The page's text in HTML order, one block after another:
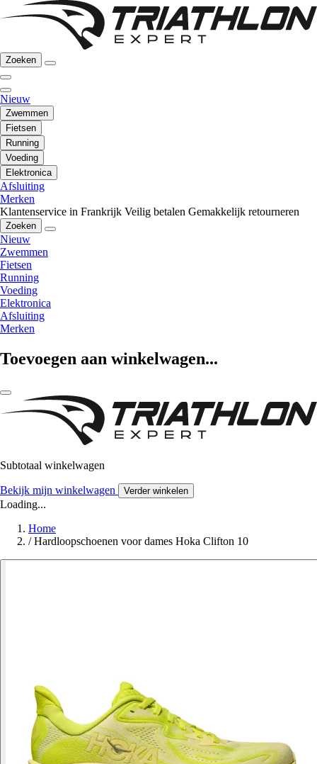
Zoeken
Nieuw
Zwemmen
Fietsen
Running
Voeding
Elektronica
Afsluiting
Merken
Klantenservice in Frankrijk Veilig betalen Gemakkelijk retourneren
Zoeken
Nieuw
Zwemmen
Fietsen
Running
Voeding
Elektronica
Afsluiting
Merken
Toevoegen aan winkelwagen...
Subtotaal winkelwagen
Bekijk mijn winkelwagen Verder winkelen
Loading...
Home
/ Hardloopschoenen voor dames Hoka Clifton 10